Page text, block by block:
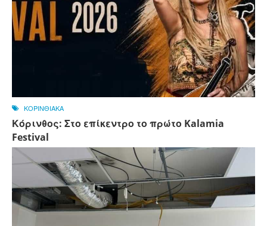
ΚΟΡΙΝΘΙΑΚΑ
Κόρινθος: Στο επίκεντρο το πρώτο Kalamia
Festival